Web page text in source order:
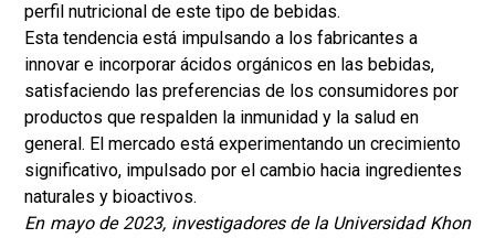
perfil nutricional de este tipo de bebidas.
Esta tendencia está impulsando a los fabricantes a
innovar e incorporar ácidos orgánicos en las bebidas,
satisfaciendo las preferencias de los consumidores por
productos que respalden la inmunidad y la salud en
general. El mercado está experimentando un crecimiento
significativo, impulsado por el cambio hacia ingredientes
naturales y bioactivos.
En mayo de 2023, investigadores de la Universidad Khon